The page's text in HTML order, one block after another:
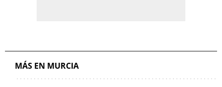
MÁS EN MURCIA